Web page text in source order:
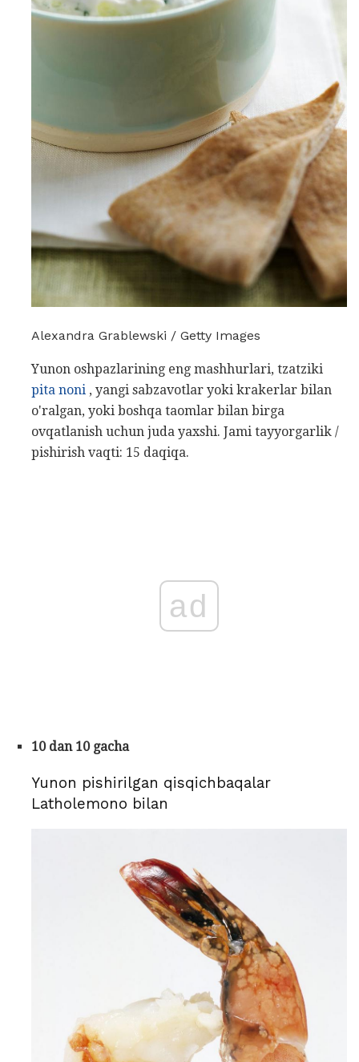
Alexandra Grablewski / Getty Images
Yunon oshpazlarining eng mashhurlari, tzatziki
pita noni , yangi sabzavotlar yoki krakerlar bilan
o'ralgan, yoki boshqa taomlar bilan birga
ovqatlanish uchun juda yaxshi. Jami tayyorgarlik /
pishirish vaqti: 15 daqiqa.
ad
10 dan 10 gacha
Yunon pishirilgan qisqichbaqalar
Latholemono bilan